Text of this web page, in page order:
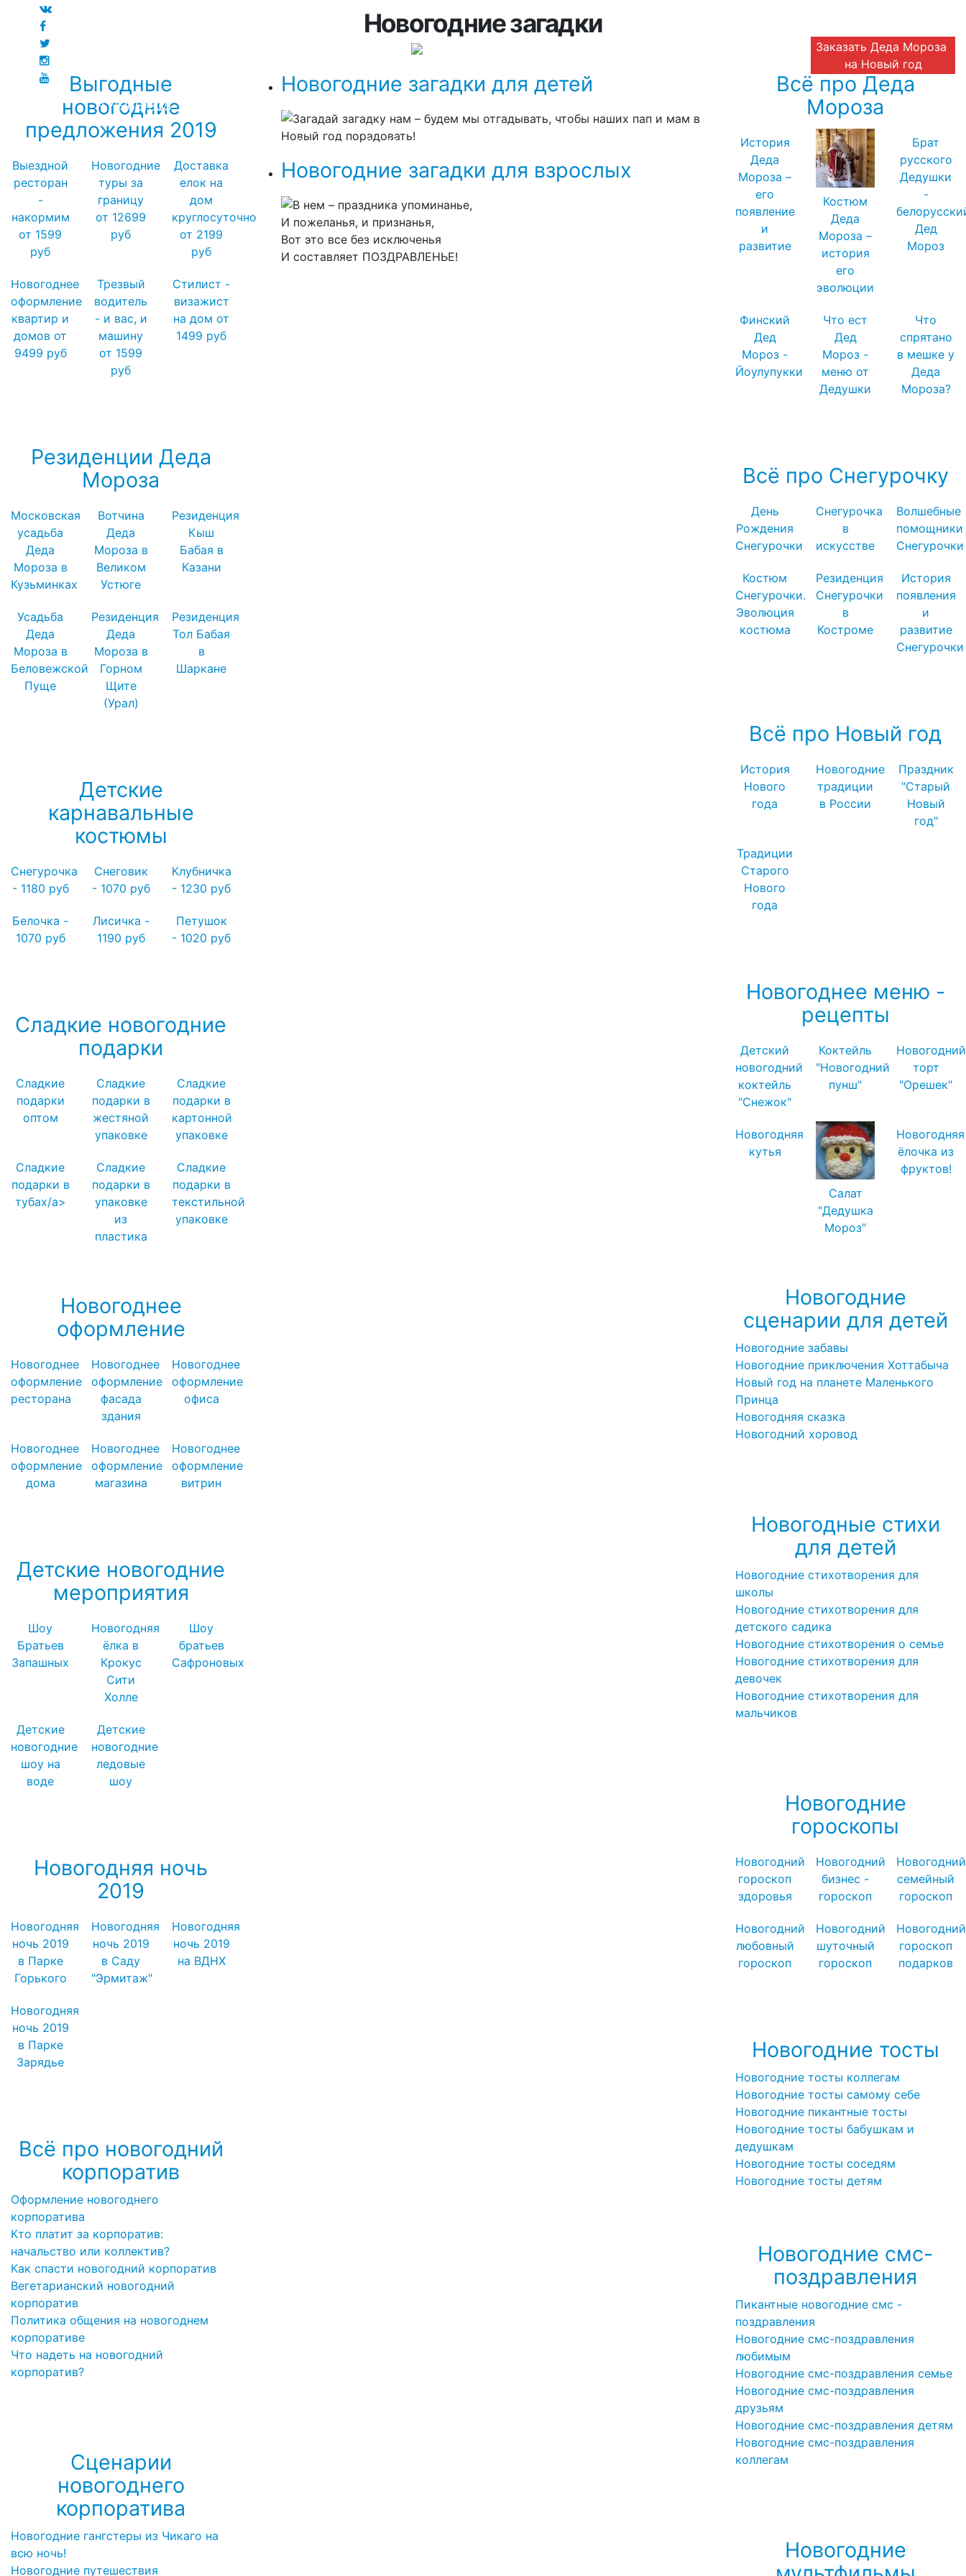
+7(966)335-55-37
Заказать Деда Мороза
на Новый год
Дед Мороз
Дед Мороз
Новогодние загадки
Новогодние загадки для детей
Загадай загадку нам – будем мы отгадывать, чтобы наших пап и мам в
Новый год порадовать!
Новогодние загадки для взрослых
В нем – праздника упоминанье,
И пожеланья, и признанья,
Вот это все без исключенья
И составляет ПОЗДРАВЛЕНЬЕ!
Выгодные
новогодние
предложения 2019
Выездной
ресторан
-
накормим
от 1599
руб
Новогодние
туры за
границу
от 12699
руб
Доставка
елок на
дом
круглосуточно
от 2199
руб
Новогоднее
оформление
квартир и
домов от
9499 руб
Трезвый
водитель
- и вас, и
машину
от 1599
руб
Стилист -
визажист
на дом от
1499 руб
Резиденции Деда
Мороза
Московская
усадьба
Деда
Мороза в
Кузьминках
Вотчина
Деда
Мороза в
Великом
Устюге
Резиденция
Кыш
Бабая в
Казани
Усадьба
Деда
Мороза в
Беловежской
Пуще
Резиденция
Деда
Мороза в
Горном
Щите
(Урал)
Резиденция
Тол Бабая
в
Шаркане
Детские
карнавальные
костюмы
Снегурочка
- 1180 руб
Снеговик
- 1070 руб
Клубничка
- 1230 руб
Белочка -
1070 руб
Лисичка -
1190 руб
Петушок
- 1020 руб
Сладкие новогодние
подарки
Сладкие
подарки
оптом
Сладкие
подарки в
жестяной
упаковке
Сладкие
подарки в
картонной
упаковке
Сладкие
подарки в
тубах/a>
Сладкие
подарки в
упаковке
из
пластика
Сладкие
подарки в
текстильной
упаковке
Новогоднее
оформление
Новогоднее
оформление
ресторана
Новогоднее
оформление
фасада
здания
Новогоднее
оформление
офиса
Новогоднее
оформление
дома
Новогоднее
оформление
магазина
Новогоднее
оформление
витрин
Детские новогодние
мероприятия
Шоу
Братьев
Запашных
Новогодняя
ёлка в
Крокус
Сити
Холле
Шоу
братьев
Сафроновых
Детские
новогодние
шоу на
воде
Детские
новогодние
ледовые
шоу
Новогодняя ночь
2019
Новогодняя
ночь 2019
в Парке
Горького
Новогодняя
ночь 2019
в Саду
"Эрмитаж"
Новогодняя
ночь 2019
на ВДНХ
Новогодняя
ночь 2019
в Парке
Зарядье
Всё про новогодний
корпоратив
Оформление новогоднего
корпоратива
Кто платит за корпоратив:
начальство или коллектив?
Как спасти новогодний корпоратив
Вегетарианский новогодний
корпоратив
Политика общения на новогоднем
корпоративе
Что надеть на новогодний
корпоратив?
Сценарии
новогоднего
корпоратива
Новогодние гангстеры из Чикаго на
всю ночь!
Новогодние путешествия
Всё про Деда
Мороза
История
Деда
Мороза –
его
появление
и
развитие
Костюм
Деда
Мороза –
история
его
эволюции
Брат
русского
Дедушки
-
Дед
Мороз
Финский
Дед
Мороз -
Йоулупукки
Что ест
Дед
Мороз -
меню от
Дедушки
Что
спрятано
в мешке у
Деда
Мороза?
Всё про Снегурочку
День
Рождения
Снегурочки
Снегурочка
в
искусстве
Волшебные
помощники
Снегурочки
Костюм
Снегурочки.
Эволюция
костюма
Резиденция
Снегурочки
в
Костроме
История
появления
и
развитие
Снегурочки
Всё про Новый год
История
Нового
года
Новогодние
традиции
в России
Праздник
"Старый
Новый
год"
Традиции
Старого
Нового
года
Новогоднее меню -
рецепты
Детский
новогодний
коктейль
"Снежок"
Коктейль
"Новогодний
пунш"
Новогодний
торт
"Орешек"
Новогодняя
кутья
Салат
"Дедушка
Мороз"
Новогодняя
ёлочка из
фруктов!
Новогодние
сценарии для детей
Новогодние забавы
Новогодние приключения Хоттабыча
Новый год на планете Маленького
Принца
Новогодняя сказка
Новогодний хоровод
Новогодные стихи
для детей
Новогодние стихотворения для
школы
Новогодние стихотворения для
детского садика
Новогодние стихотворения о семье
Новогодние стихотворения для
девочек
Новогодние стихотворения для
мальчиков
Новогодние
гороскопы
Новогодний
гороскоп
здоровья
Новогодний
бизнес -
гороскоп
Новогодний
семейный
гороскоп
Новогодний
любовный
гороскоп
Новогодний
шуточный
гороскоп
Новогодний
гороскоп
подарков
Новогодние тосты
Новогодние тосты коллегам
Новогодние тосты самому себе
Новогодние пикантные тосты
Новогодние тосты бабушкам и
дедушкам
Новогодние тосты соседям
Новогодние тосты детям
Новогодние смс-
поздравления
Пикантные новогодние смс -
поздравления
Новогодние смс-поздравления
любимым
Новогодние смс-поздравления семье
Новогодние смс-поздравления
друзьям
Новогодние смс-поздравления детям
Новогодние смс-поздравления
коллегам
Новогодние